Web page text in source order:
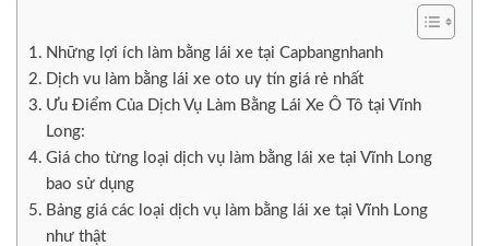
Những lợi ích làm bằng lái xe tại Capbangnhanh
Dịch vu làm bằng lái xe oto uy tín giá rẻ nhất
Ưu Điểm Của Dịch Vụ Làm Bằng Lái Xe Ô Tô tại Vĩnh
Long:
Giá cho từng loại dịch vụ làm bằng lái xe tại Vĩnh Long
bao sử dụng
Bảng giá các loại dịch vụ làm bằng lái xe tại Vĩnh Long
như thật